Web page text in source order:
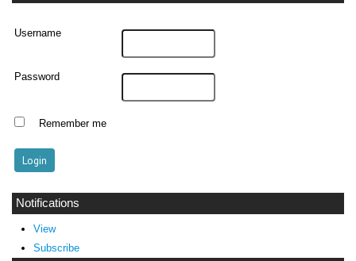
Username
Password
Remember me
Notifications
View
Subscribe